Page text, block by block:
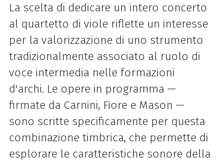
La scelta di dedicare un intero concerto
al quartetto di viole riflette un interesse
per la valorizzazione di uno strumento
tradizionalmente associato al ruolo di
voce intermedia nelle formazioni
d'archi. Le opere in programma —
firmate da Carnini, Fiore e Mason —
sono scritte specificamente per questa
combinazione timbrica, che permette di
esplorare le caratteristiche sonore della